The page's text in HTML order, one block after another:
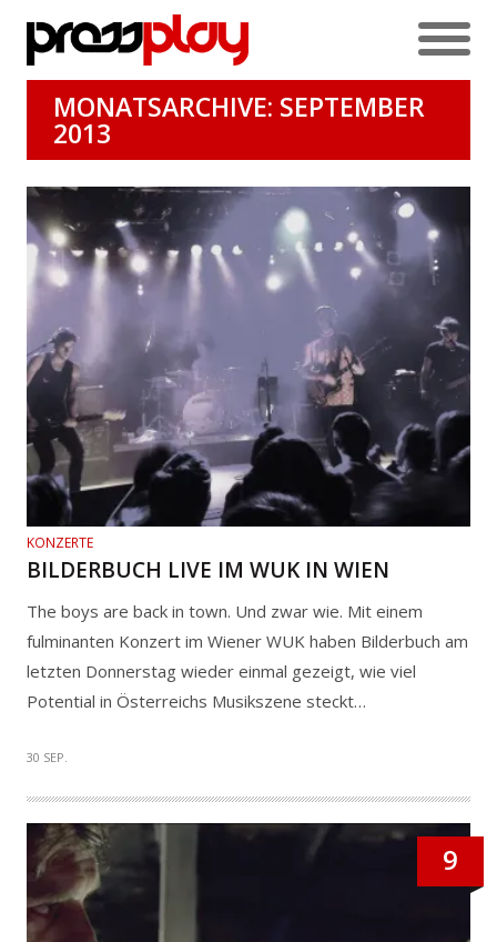
MONATSARCHIVE: SEPTEMBER
2013
KONZERTE
BILDERBUCH LIVE IM WUK IN WIEN
The boys are back in town. Und zwar wie. Mit einem
fulminanten Konzert im Wiener WUK haben Bilderbuch am
letzten Donnerstag wieder einmal gezeigt, wie viel
Potential in Österreichs Musikszene steckt…
30 SEP.
9